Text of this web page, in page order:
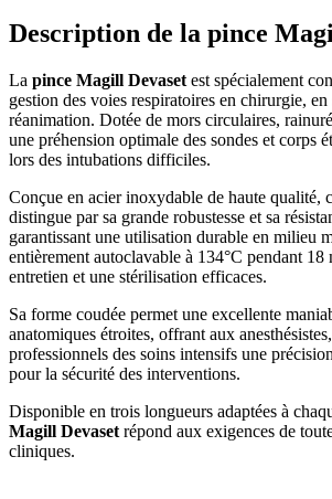
Description de la pince
La pince Magill Devaset est spécialement
gestion des voies respiratoires en chirurgie,
réanimation. Dotée de mors circulaires,
une préhension optimale des sondes et corps
lors des intubations difficiles.
Conçue en acier inoxydable de haute qualité,
distingue par sa grande robustesse et sa
garantissant une utilisation durable en milieu
entièrement autoclavable à 134°C pendant 18
entretien et une stérilisation efficaces.
Sa forme coudée permet une excellente
anatomiques étroites, offrant aux
professionnels des soins intensifs une
pour la sécurité des interventions.
Disponible en trois longueurs adaptées à
Magill Devaset répond aux exigences de
cliniques.